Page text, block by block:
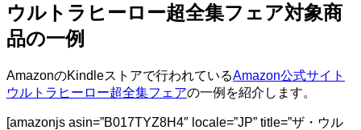
ウルトラヒーロー超全集フェア対象商
品の一例
AmazonのKindleストアで行われているAmazon公式サイト
ウルトラヒーロー超全集フェアの一例を紹介します。
[amazonjs asin=”B017TYZ8H4″ locale=”JP” title=”ザ・ウル